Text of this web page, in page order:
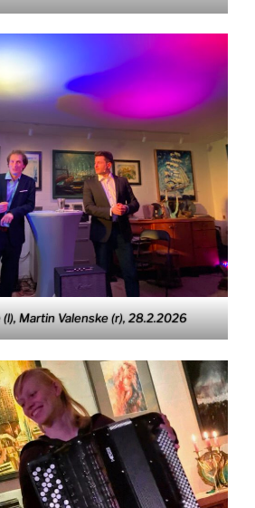
Martin Valenske (r), 28.2.2026